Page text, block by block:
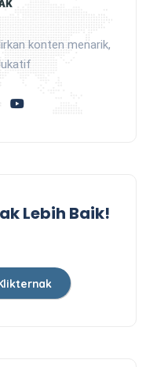
konten menarik,
Lebih Baik!